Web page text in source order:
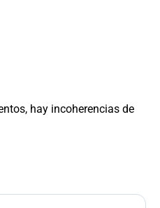
hay incoherencias de